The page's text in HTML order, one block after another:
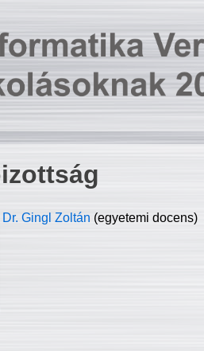
Dr. Gingl Zoltán (egyetemi docens)